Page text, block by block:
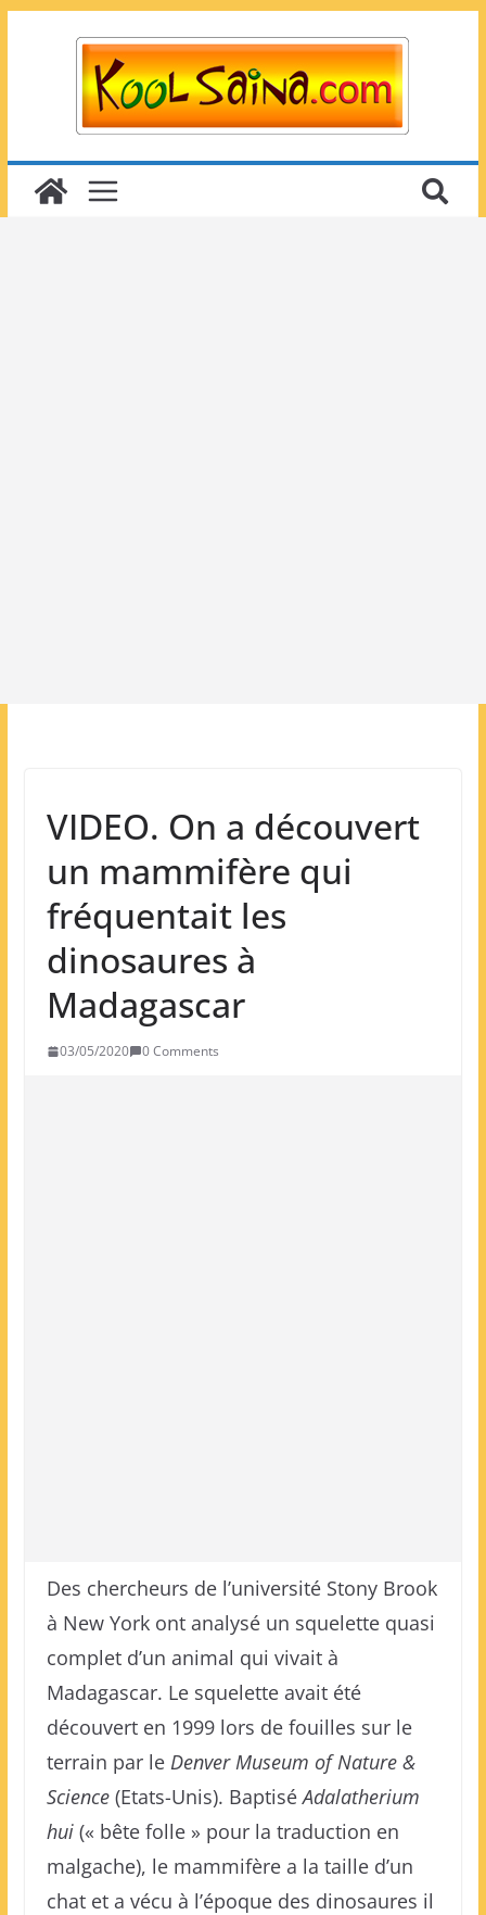
VIDEO. On a découvert
un mammifère qui
fréquentait les
dinosaures à
Madagascar
03/05/2020 0 Comments
Des chercheurs de l’université Stony Brook
à New York ont analysé un squelette quasi
complet d’un animal qui vivait à
Madagascar. Le squelette avait été
découvert en 1999 lors de fouilles sur le
terrain par le Denver Museum of Nature &
Science (Etats-Unis). BaptiséAdalatherium
hui(« bête folle » pour la traduction en
malgache), le mammifère a la taille d’un
chat et a vécu à l’époque des dinosaures il